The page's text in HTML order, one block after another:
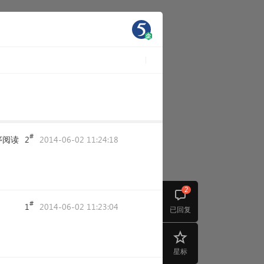
已回复
2
星标
阅读 2# 2014-06-02 11:24:18
1# 2014-06-02 11:23:04